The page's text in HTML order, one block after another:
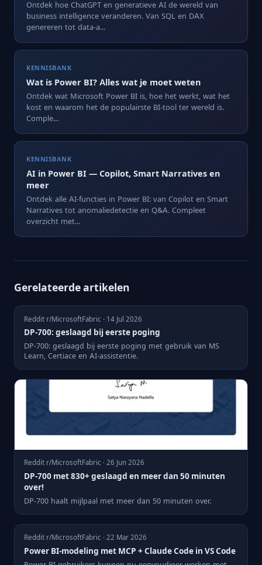
Ontdek hoe ChatGPT en generatieve AI de wereld van
business intelligence veranderen. Van SQL en DAX
genereren tot data-a...
KENNISBANK
Wat is Power BI? Alles wat je moet weten
Ontdek wat Microsoft Power BI is, hoe het werkt, wat het
kost en waarom het de populairste BI-tool ter wereld is.
Comple...
KENNISBANK
AI in Power BI — Copilot, Smart Narratives en
meer
Ontdek alle AI-functies in Power BI: van Copilot en Smart
Narratives tot anomaliedetectie en Q&A. Compleet
overzicht met...
Gerelateerde artikelen
Reddit r/MicrosoftFabric · 14 Jul 2026
DP-700: geslaagd bij eerste poging
DP-700: geslaagd bij eerste poging met gebruik van MS
Learn, Certiace en AI-assistentie.
Reddit r/MicrosoftFabric · 26 Jun 2026
DP-700 met 830+ geslaagd en meer dan 50 minuten
over!
DP-700 haalt mijlpaal met meer dan 50 minuten over.
Reddit r/MicrosoftFabric · 22 Mar 2026
Power BI-modeling met MCP + Claude Code in VS Code